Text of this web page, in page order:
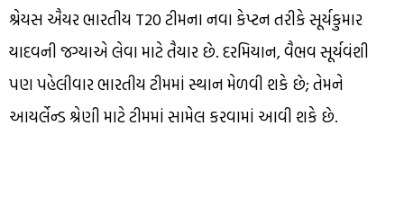
શ્રેયસ ઐયર ભારતીય T20 ટીમના નવા કેપ્ટન તરીકે સૂર્યકુમાર
યાદવની જગ્યાએ લેવા માટે તૈયાર છે. દરમિયાન, વૈભવ સૂર્યવંશી
પણ પહેલીવાર ભારતીય ટીમમાં સ્થાન મેળવી શકે છે; તેમને
આયર્લેન્ડ શ્રેણી માટે ટીમમાં સામેલ કરવામાં આવી શકે છે.